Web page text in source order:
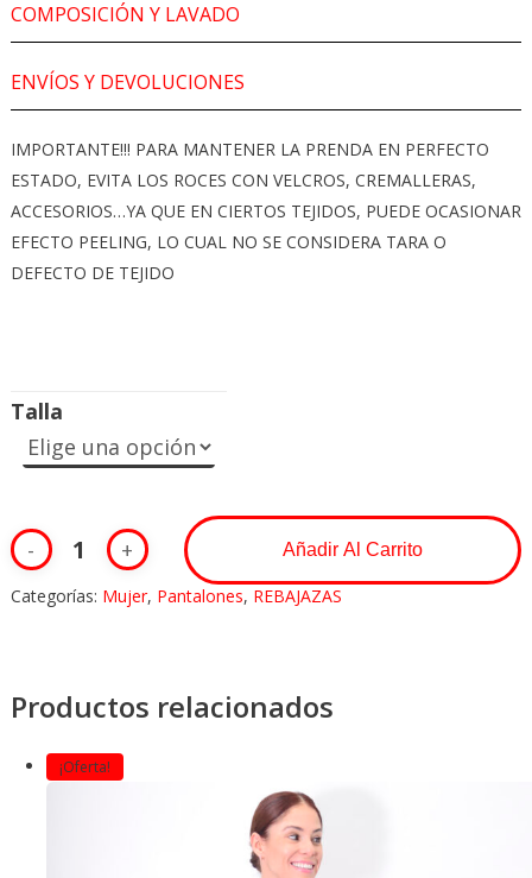
COMPOSICIÓN Y LAVADO
ENVÍOS Y DEVOLUCIONES
IMPORTANTE!!! PARA MANTENER LA PRENDA EN PERFECTO
ESTADO, EVITA LOS ROCES CON VELCROS, CREMALLERAS,
ACCESORIOS…YA QUE EN CIERTOS TEJIDOS, PUEDE OCASIONAR
EFECTO PEELING, LO CUAL NO SE CONSIDERA TARA O
DEFECTO DE TEJIDO
Talla
Añadir Al Carrito
Categorías: Mujer, Pantalones, REBAJAZAS
Productos relacionados
¡Oferta!